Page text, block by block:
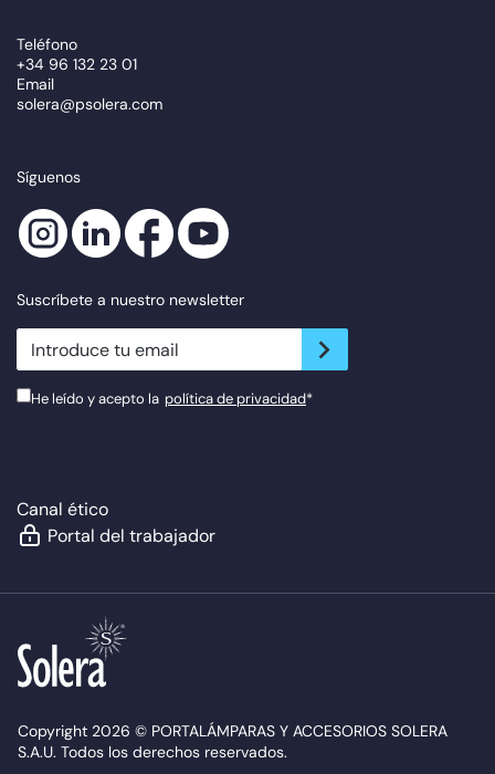
Teléfono
+34 96 132 23 01
Email
solera@psolera.com
Síguenos
Suscríbete a nuestro newsletter
newsletter.suscribe
He leído y acepto la política de privacidad*
Canal ético
Portal del trabajador
Copyright 2026 © PORTALÁMPARAS Y ACCESORIOS SOLERA
S.A.U. Todos los derechos reservados.